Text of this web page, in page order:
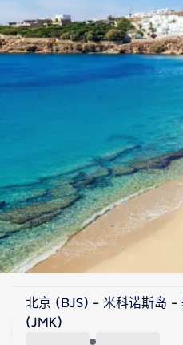
Greece
Mykonos
北京 (BJS) - 米科诺斯岛 -
(JMK)